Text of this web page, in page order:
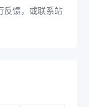
反馈，或联系站